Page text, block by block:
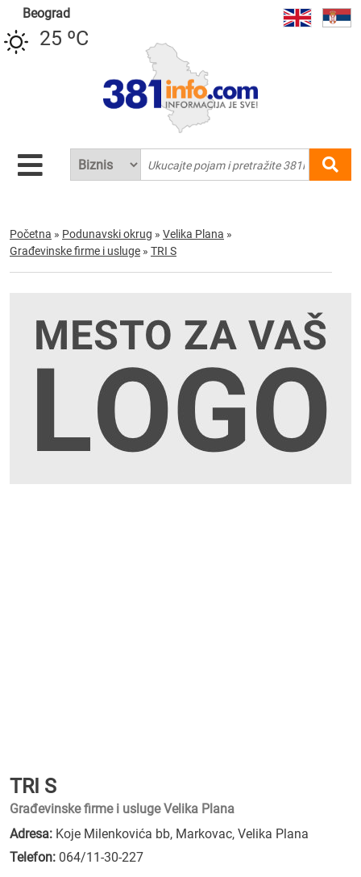
Beograd
25 ºC
Početna » Podunavski okrug » Velika Plana »
Građevinske firme i usluge » TRI S
TRI S
Građevinske firme i usluge Velika Plana
Adresa: Koje Milenkovića bb, Markovac, Velika Plana
Telefon: 064/11-30-227